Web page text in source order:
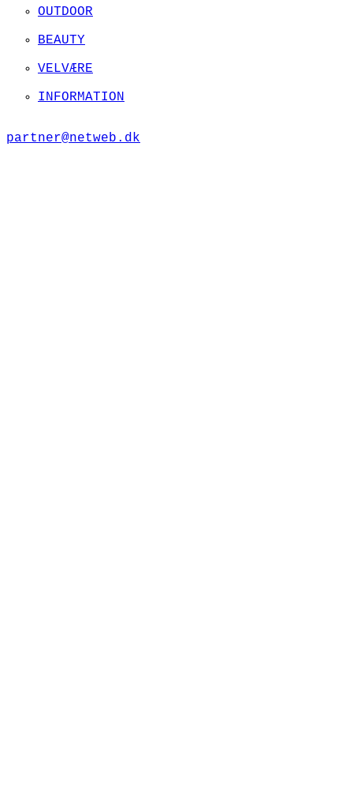
OUTDOOR
BEAUTY
VELVÆRE
INFORMATION
partner@netweb.dk